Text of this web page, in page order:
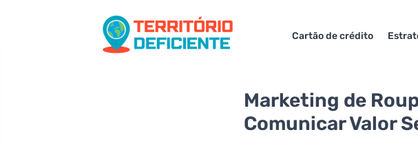
Cartão de crédito
Marketing de
Comunicar Valor